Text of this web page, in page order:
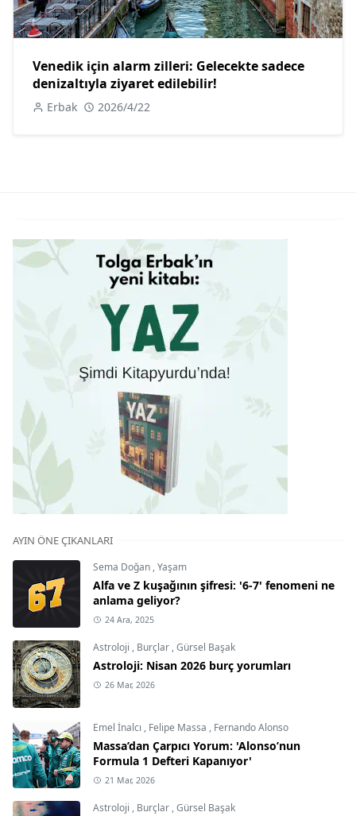
Venedik için alarm zilleri: Gelecekte sadece
denizaltıyla ziyaret edilebilir!
Erbak 2026/4/22
AYIN ÖNE ÇIKANLARI
Sema Doğan ,Yaşam
Alfa ve Z kuşağının şifresi: '6-7' fenomeni ne
anlama geliyor?
24 Ara, 2025
Astroloji , Burçlar ,Gürsel Başak
Astroloji: Nisan 2026 burç yorumları
26 Mar, 2026
Emel İnalcı , Felipe Massa , Fernando Alonso
Massa’dan Çarpıcı Yorum: 'Alonso’nun
Formula 1 Defteri Kapanıyor'
21 Mar, 2026
Astroloji , Burçlar ,Gürsel Başak